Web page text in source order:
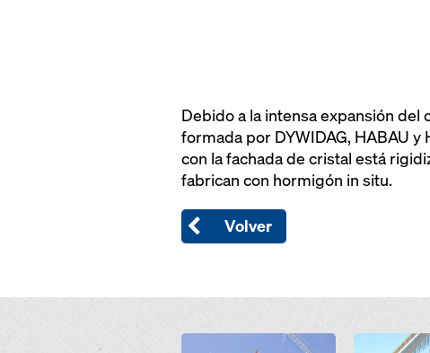
Debido a la intensa expansión del
formada por DYWIDAG, HABAU
con la fachada de cristal está
fabrican con hormigón in situ.
Volver
Open Open